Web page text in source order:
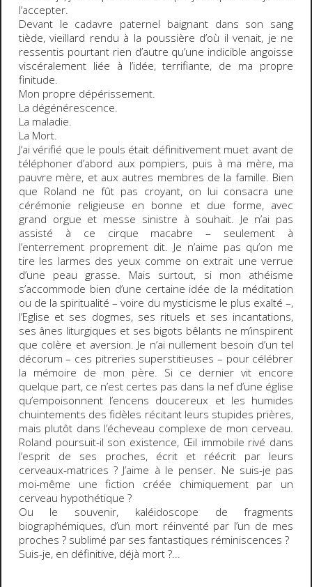
l’accepter.
Devant le cadavre paternel baignant dans son sang
tiède, vieillard rendu à la poussière d’où il venait, je ne
ressentis pourtant rien d’autre qu’une indicible angoisse
viscéralement liée à l’idée, terrifiante, de ma propre
finitude.
Mon propre dépérissement.
La dégénérescence.
La maladie.
La Mort.
J’ai vérifié que le pouls était définitivement muet avant de
téléphoner d’abord aux pompiers, puis à ma mère, ma
pauvre mère, et aux autres membres de la famille. Bien
que Roland ne fût pas croyant, on lui consacra une
cérémonie religieuse en bonne et due forme, avec
grand orgue et messe sinistre à souhait. Je n’ai pas
assisté à ce cirque macabre – seulement à
l’enterrement proprement dit. Je n’aime pas qu’on me
tire les larmes des yeux comme on extrait une verrue
d’une peau grasse. Mais surtout, si mon athéisme
s’accommode bien d’une certaine idée de la méditation
ou de la spiritualité – voire du mysticisme le plus exalté –,
l’Eglise et ses dogmes, ses rituels et ses incantations,
ses ânes liturgiques et ses bigots bêlants ne m’inspirent
que colère et aversion. Je n’ai nullement besoin d’un tel
décorum – ces pitreries superstitieuses – pour célébrer
la mémoire de mon père. Si ce dernier vit encore
quelque part, ce n’est certes pas dans la nef d’une église
qu’empoisonnent l’encens doucereux et les humides
chuintements des fidèles récitant leurs stupides prières,
mais plutôt dans l’écheveau complexe de mon cerveau.
Roland poursuit-il son existence, Œil immobile rivé dans
l’esprit de ses proches, écrit et réécrit par leurs
cerveaux-matrices ? J’aime à le penser. Ne suis-je pas
moi-même une fiction créée chimiquement par un
cerveau hypothétique ?
Ou le souvenir, kaléidoscope de fragments
biographémiques, d’un mort réinventé par l’un de mes
proches ? sublimé par ses fantastiques réminiscences ?
Suis-je, en définitive, déjà mort ?...